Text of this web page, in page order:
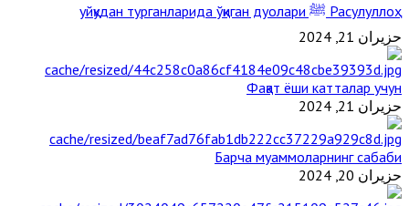
Расулуллоҳ ﷺ уйқудан турганларида ўқиган дуолари
حزيران 21, 2024
Фақат ёши катталар учун
حزيران 21, 2024
Барча муаммоларнинг сабаби
حزيران 20, 2024